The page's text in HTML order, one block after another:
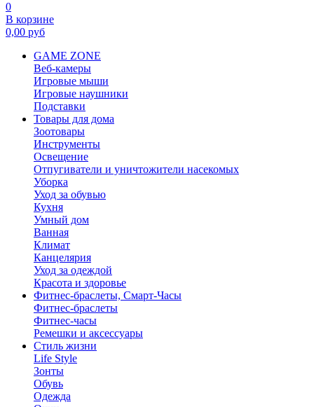
0
В корзине
0,00 руб
GAME ZONE
Веб-камеры
Игровые мыши
Игровые наушники
Подставки
Товары для дома
Зоотовары
Инструменты
Освещение
Отпугиватели и уничтожители насекомых
Уборка
Уход за обувью
Кухня
Умный дом
Ванная
Климат
Канцелярия
Уход за одеждой
Красота и здоровье
Фитнес-браслеты, Смарт-Часы
Фитнес-браслеты
Фитнес-часы
Ремешки и аксессуары
Стиль жизни
Life Style
Зонты
Обувь
Одежда